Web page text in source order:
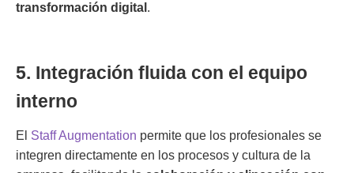
transformación digital .
5. Integración fluida con el equipo
interno
El Staff Augmentation permite que los profesionales se
integren directamente en los procesos y cultura de la